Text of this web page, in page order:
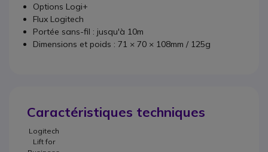
Options Logi+
Flux Logitech
Portée sans-fil : jusqu'à 10m
Dimensions et poids : 71 × 70 × 108mm / 125g
Caractéristiques techniques
Logitech
Lift for